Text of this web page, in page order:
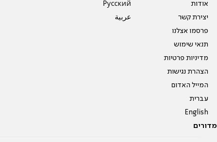
אודות
יצירת קשר
פרסמו אצלנו
תנאי שימוש
מדיניות פרטיות
הצהרת נגישות
המייל האדום
עברית
English
Pусский
عربية
מדורים